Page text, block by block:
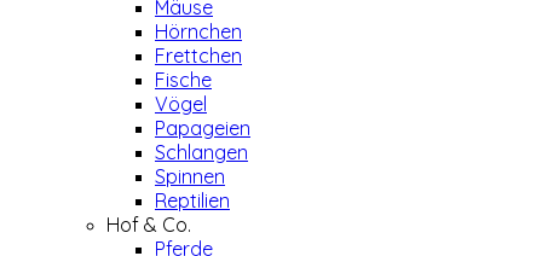
Mäuse
Hörnchen
Frettchen
Fische
Vögel
Papageien
Schlangen
Spinnen
Reptilien
Hof & Co.
Pferde